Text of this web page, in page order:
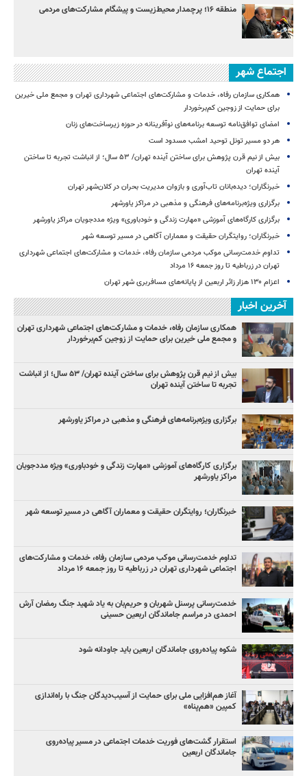
منطقه ۱۶؛ پرچمدار محیط‌زیست و پیشگام مشارکت‌های مردمی
اجتماع شهر
همکاری سازمان رفاه، خدمات و مشارکت‌های اجتماعی شهرداری تهران و مجمع ملی خیرین
برای حمایت از زوجین کم‌برخوردار
امضای توافق‌نامه توسعه برنامه‌های نوآفرینانه در حوزه زیرساخت‏‌های زنان
هر دو مسیر تونل توحید امشب مسدود است
بیش از نیم قرن پژوهش برای ساختن آینده تهران/ ۵۳ سال؛ از انباشت تجربه تا ساختن
آینده تهران
خبرنگاران؛ دیده‌بانان تاب‌آوری و بازوان مدیریت بحران در کلان‌شهر تهران
برگزاری ویژه‌برنامه‌های فرهنگی و مذهبی در مراکز یاورشهر
برگزاری کارگاه‌های آموزشی «مهارت زندگی و خودباوری» ویژه مددجویان مراکز یاورشهر
خبرنگاران؛ روایتگران حقیقت و معماران آگاهی در مسیر توسعه شهر
تداوم خدمت‌رسانی موکب مردمی سازمان رفاه، خدمات و مشارکت‌های اجتماعی شهرداری
تهران در زرباطیه تا روز جمعه ۱۶ مرداد
اعزام ۱۳۰ هزار زائر اربعین از پایانه‌های مسافربری شهر تهران
آخرین اخبار
همکاری سازمان رفاه، خدمات و مشارکت‌های اجتماعی شهرداری تهران
و مجمع ملی خیرین برای حمایت از زوجین کم‌برخوردار
بیش از نیم قرن پژوهش برای ساختن آینده تهران/ ۵۳ سال؛ از انباشت
تجربه تا ساختن آینده تهران
برگزاری ویژه‌برنامه‌های فرهنگی و مذهبی در مراکز یاورشهر
برگزاری کارگاه‌های آموزشی «مهارت زندگی و خودباوری» ویژه مددجویان
مراکز یاورشهر
خبرنگاران؛ روایتگران حقیقت و معماران آگاهی در مسیر توسعه شهر
تداوم خدمت‌رسانی موکب مردمی سازمان رفاه، خدمات و مشارکت‌های
اجتماعی شهرداری تهران در زرباطیه تا روز جمعه ۱۶ مرداد
خدمت‌رسانی پرسنل شهربان و حریم‌بان به یاد شهید جنگ رمضان آرش
احمدی در مراسم جاماندگان اربعین حسینی
شکوه پیاده‌روی جاماندگان اربعین باید جاودانه شود
آغاز هم‌افزایی ملی برای حمایت از آسیب‌دیدگان جنگ با راه‌اندازی
کمپین «هم‌پناه»
استقرار گشت‌های فوریت خدمات اجتماعی در مسیر پیاده‌روی
جاماندگان اربعین